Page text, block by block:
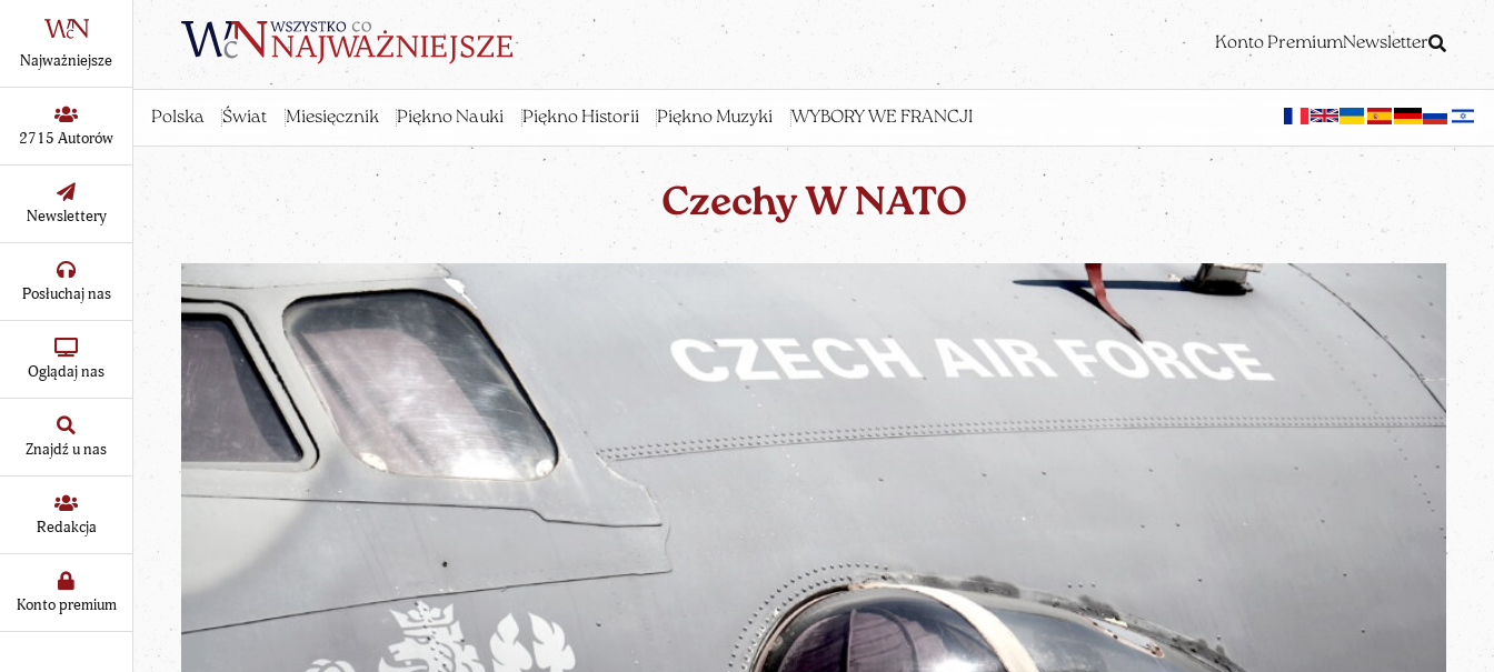
Konto PremiumNewsletter
Polska Świat Miesięcznik Piękno Nauki Piękno Historii Piękno Muzyki WYBORY WE FRANCJI
Najważniejsze
2715 Autorów
Newslettery
Posłuchaj nas
Oglądaj nas
Znajdź u nas
Redakcja
Konto premium
Czechy W NATO